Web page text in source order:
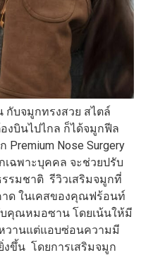
กับจมูกทรงสวย สไตล์
งบินไปไกล ก็ได้จมูกฟีล
Premium Nose Surgery
ฉพาะบุคคล จะช่วยปรับ
รมชาติ รีวิวเสริมจมูกที่
าด ในเคสของคุณฟร้อนท์
บคุณหมอซาน โดยเน้นให้มี
หวานแต่แอบซ่อนความมี
ขึ้น โดยการเสริมจมูก